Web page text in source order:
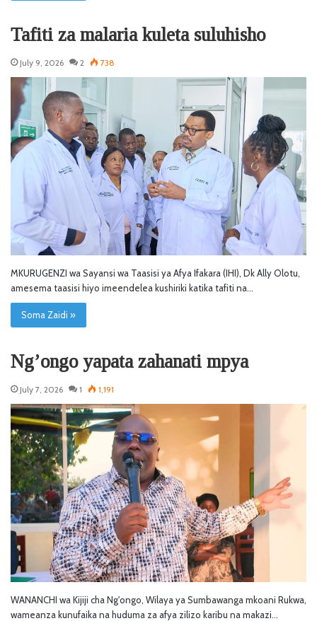
Tafiti za malaria kuleta suluhisho
July 9, 2026 2 738
MKURUGENZI wa Sayansi wa Taasisi ya Afya Ifakara (IHI), Dk Ally Olotu,
amesema taasisi hiyo imeendelea kushiriki katika tafiti na…
Soma Zaidi »
Ng’ongo yapata zahanati mpya
July 7, 2026 1 1,191
WANANCHI wa Kijiji cha Ng'ongo, Wilaya ya Sumbawanga mkoani Rukwa,
wameanza kunufaika na huduma za afya zilizo karibu na makazi…